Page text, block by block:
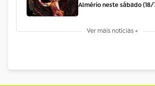
Almério neste sábado (18/
Ver mais notícias +